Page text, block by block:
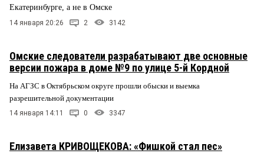
Екатеринбурге, а не в Омске
14 января 20:26 2 3142
Омские следователи разрабатывают две основные
версии пожара в доме №9 по улице 5-й Кордной
На АГЗС в Октябрьском округе прошли обыски и выемка
разрешительной документации
14 января 14:11 0 3347
Елизавета КРИВОЩЕКОВА: «Фишкой стал пес»